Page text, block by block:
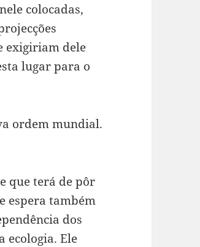
colocadas,
exigiriam dele
lugar para o
ordem mundial.
que terá de pôr
espera também
dos
ecologia. Ele